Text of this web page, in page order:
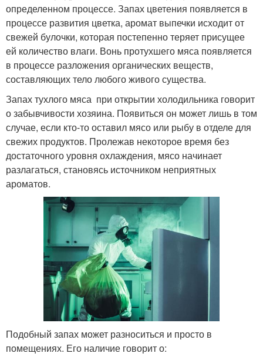
определенном процессе. Запах цветения появляется в
процессе развития цветка, аромат выпечки исходит от
свежей булочки, которая постепенно теряет присущее
ей количество влаги. Вонь протухшего мяса появляется
в процессе разложения органических веществ,
составляющих тело любого живого существа.
Запах тухлого мяса при открытии холодильника говорит
о забывчивости хозяина. Появиться он может лишь в том
случае, если кто-то оставил мясо или рыбу в отделе для
свежих продуктов. Пролежав некоторое время без
достаточного уровня охлаждения, мясо начинает
разлагаться, становясь источником неприятных
ароматов.
Подобный запах может разноситься и просто в
помещениях. Его наличие говорит о: